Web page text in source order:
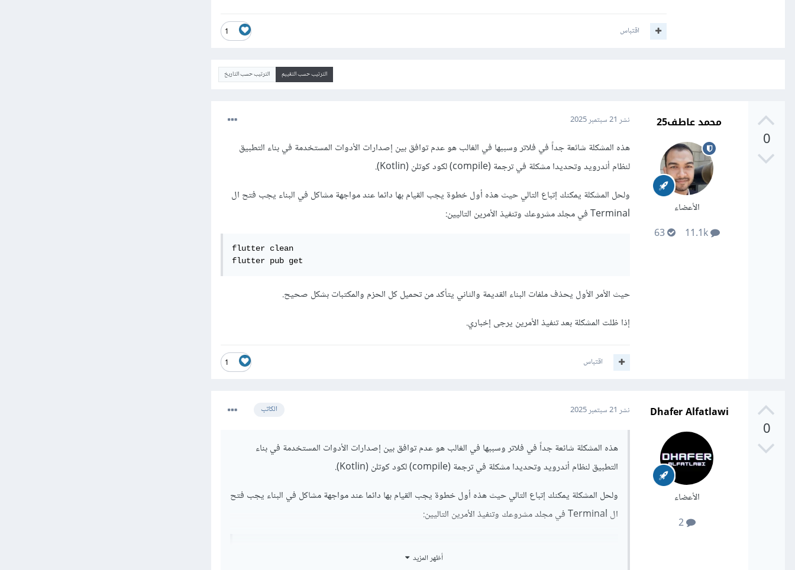
1 اقتباس
الترتيب حسب التقييم الترتيب حسب التاريخ
0
محمد عاطف25
الأعضاء
11.1k
63
نشر 21 سبتمبر 2025
هذه المشكلة شائعة جداً في فلاتر وسببها في الغالب هو عدم توافق بين إصدارات الأدوات المستخدمة في بناء التطبيق
لنظام أندرويد وتحديدا مشكلة في ترجمة (compile) لكود كوتلن (Kotlin).
ولحل المشكلة يمكنك إتباع التالي حيث هذه أول خطوة يجب القيام بها دائما عند مواجهة مشاكل في البناء يجب فتح ال
Terminal في مجلد مشروعك وتنفيذ الأمرين التاليين:
flutter clean
flutter pub get
حيث الأمر الأول يحذف ملفات البناء القديمة والثاني يتأكد من تحميل كل الحزم والمكتبات بشكل صحيح.
إذا ظلت المشكلة بعد تنفيذ الأمرين يرجى إخباري.
1 اقتباس
0
Dhafer Alfatlawi
الأعضاء
2
الكاتب نشر 21 سبتمبر 2025
هذه المشكلة شائعة جداً في فلاتر وسببها في الغالب هو عدم توافق بين إصدارات الأدوات المستخدمة في بناء
التطبيق لنظام أندرويد وتحديدا مشكلة في ترجمة (compile) لكود كوتلن (Kotlin).
ولحل المشكلة يمكنك إتباع التالي حيث هذه أول خطوة يجب القيام بها دائما عند مواجهة مشاكل في البناء يجب فتح
ال Terminal في مجلد مشروعك وتنفيذ الأمرين التاليين:
أظهر المزيد